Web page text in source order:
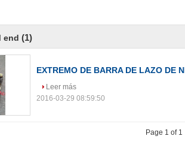
end (1)
EXTREMO DE BARRA DE LAZO DE
Leer más
2016-03-29 08:59:50
Page 1 of 1